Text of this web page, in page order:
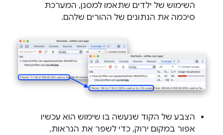
השימוש של ילדים שתאמו למסנן, המערכת
סיכמה את הנתונים של ההורים שלהם.
הצבע של הקוד שנעשה בו שימוש הוא עכשיו
אפור במקום ירוק, כדי לשפר את הנראות,